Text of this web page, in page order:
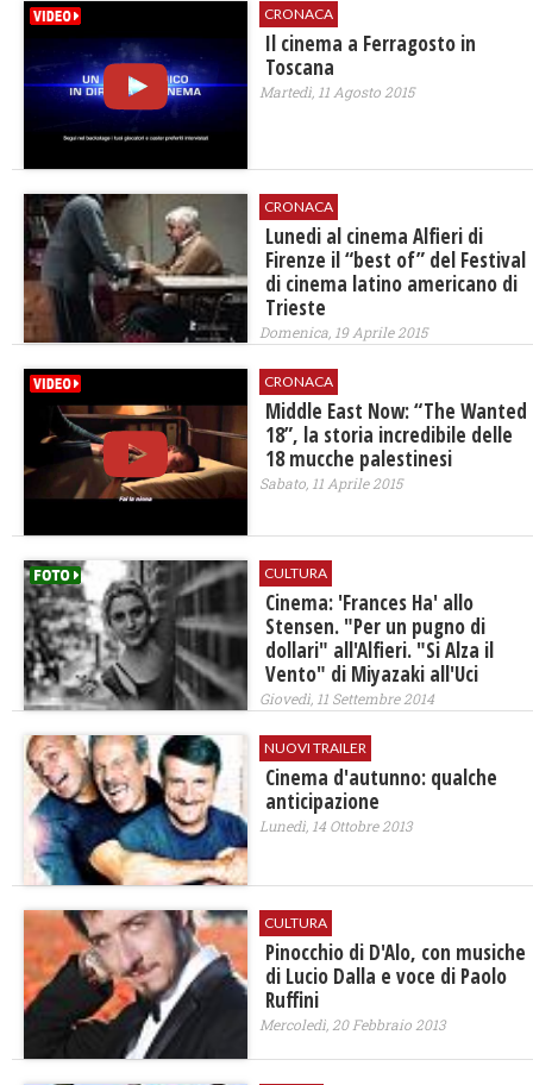
CRONACA
Il cinema a Ferragosto in
Toscana
Martedì, 11 Agosto 2015
CRONACA
Lunedi al cinema Alfieri di
Firenze il “best of” del Festival
di cinema latino americano di
Trieste
Domenica, 19 Aprile 2015
CRONACA
Middle East Now: “The Wanted
18”, la storia incredibile delle
18 mucche palestinesi
Sabato, 11 Aprile 2015
CULTURA
Cinema: 'Frances Ha' allo
Stensen. "Per un pugno di
dollari" all'Alfieri. "Si Alza il
Vento" di Miyazaki all'Uci
Giovedì, 11 Settembre 2014
NUOVI TRAILER
Cinema d'autunno: qualche
anticipazione
Lunedì, 14 Ottobre 2013
CULTURA
Pinocchio di D'Alo, con musiche
di Lucio Dalla e voce di Paolo
Ruffini
Mercoledì, 20 Febbraio 2013